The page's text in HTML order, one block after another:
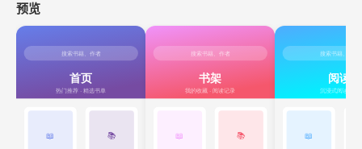
预览